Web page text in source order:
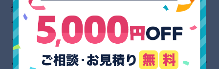
美化条例)』について、ゴミ屋敷が関わってくるポ
イントを簡単にまとめましたが、いかがでしたでし
ょうか？
こちらの条例は、直接的にゴミ屋敷の対応のみにつ